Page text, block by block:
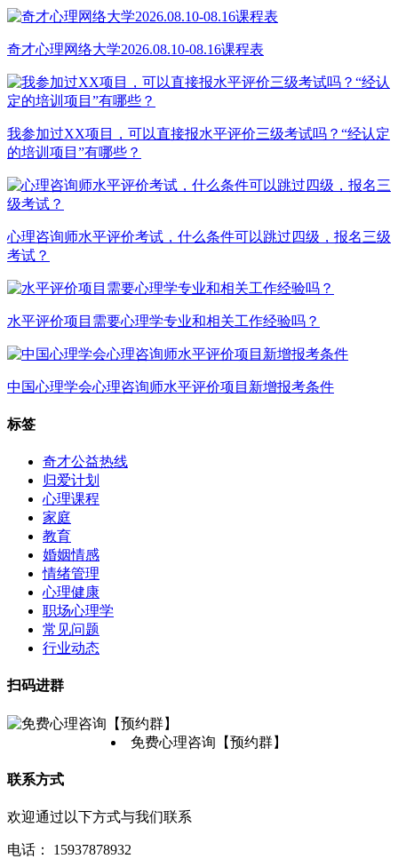
奇才心理网络大学2026.08.10-08.16课程表
我参加过XX项目，可以直接报水平评价三级考试吗？“经认定
的培训项目”有哪些？
心理咨询师水平评价考试，什么条件可以跳过四级，报名三级
考试？
水平评价项目需要心理学专业和相关工作经验吗？
中国心理学会心理咨询师水平评价项目新增报考条件
标签
奇才公益热线
归爱计划
心理课程
家庭
教育
婚姻情感
情绪管理
心理健康
职场心理学
常见问题
行业动态
扫码进群
免费心理咨询【预约群】
联系方式
欢迎通过以下方式与我们联系
电话： 15937878932